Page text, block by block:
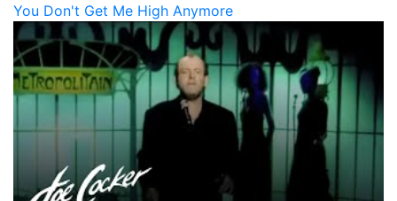
You Don't Get Me High Anymore